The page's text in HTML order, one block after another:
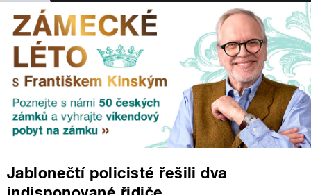
Jablonečtí policisté řešili dva